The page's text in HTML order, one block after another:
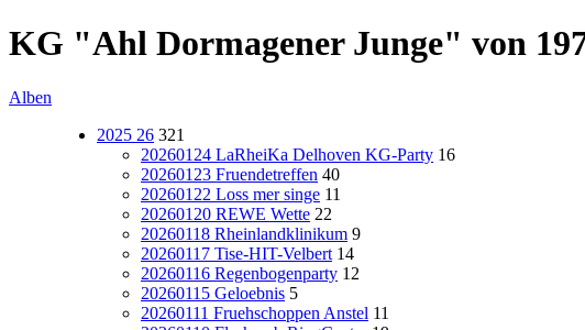
KG "Ahl Dormagener Junge" von
Alben
2025 26 321
20260124 LaRheiKa Delhoven KG-Party 16
20260123 Fruendetreffen 40
20260122 Loss mer singe 11
20260120 REWE Wette 22
20260118 Rheinlandklinikum 9
20260117 Tise-HIT-Velbert 14
20260116 Regenbogenparty 12
20260115 Geloebnis 5
20260111 Fruehschoppen Anstel 11